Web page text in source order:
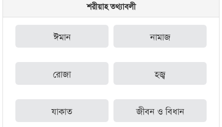
শরীয়াহ তথ্যাবলী
ঈমান নামাজ
রোজা হজ্ব
যাকাত জীবন ও বিধান